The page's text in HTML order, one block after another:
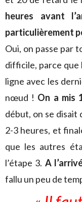
heures avant
particulièrement
Oui, on passe par
difficile, parce que
ligne avec les
nœud ! On a mis
début, on se disait
2-3 heures, et
que les autres
l’étape 3. A
fallu un peu de